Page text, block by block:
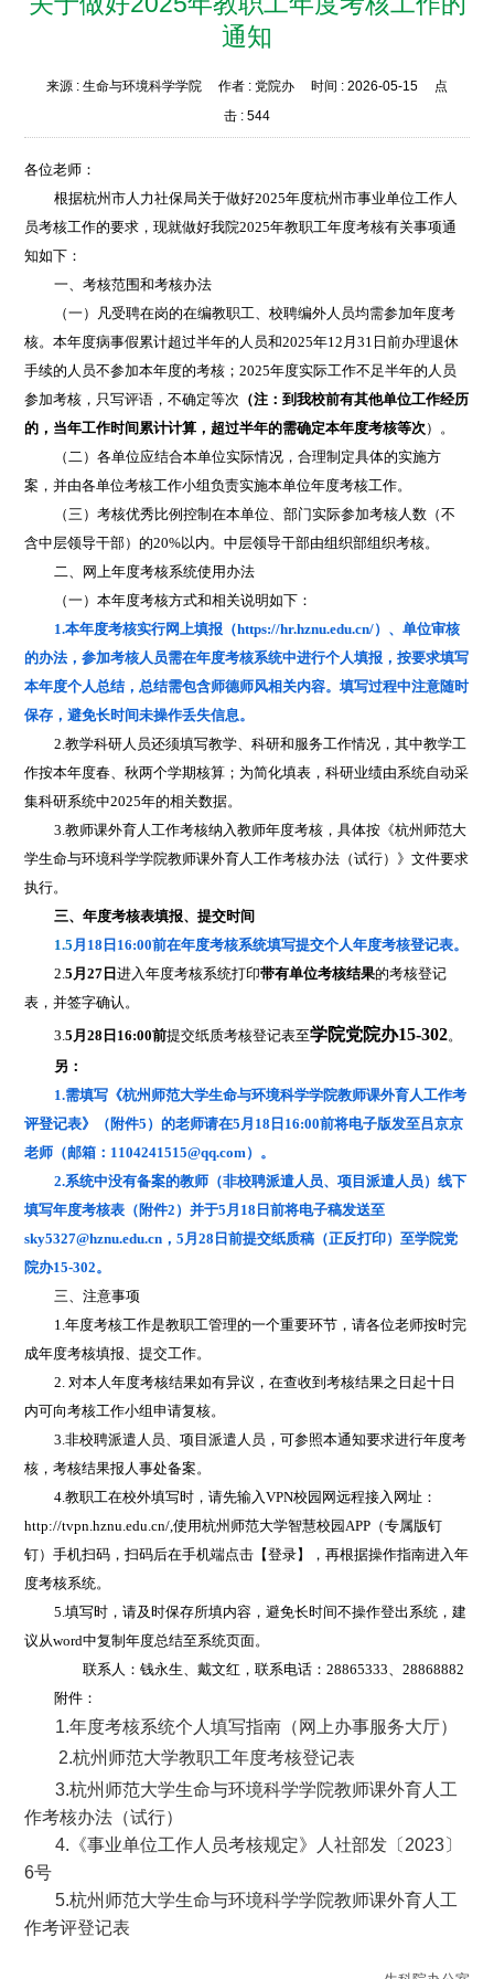
通知
来源 : 生命与环境科学学院 作者 : 党院办 时间 : 2026-05-15 点
击 : 544
各位老师：
根据杭州市人力社保局关于做好2025年度杭州市事业单位工作人
员考核工作的要求，现就做好我院2025年教职工年度考核有关事项通
知如下：
一、考核范围和考核办法
（一）凡受聘在岗的在编教职工、校聘编外人员均需参加年度考
核。本年度病事假累计超过半年的人员和2025年12 月31 日前办理退休
手续的人员不参加本年度的考核；2025年度实际工作不足半年的人员
参加考核，只写评语，不确定等次 （注：到我校前有其他单位工作经历
的，当年工作时间累计计算，超过半年的需确定本年度考核等次）。
（二）各单位应结合本单位实际情况，合理制定具体的实施方
案，并由各单位考核工作小组负责实施本单位年度考核工作。
（三）考核优秀比例控制在本单位、部门实际参加考核人数（不
含中层领导干部）的20%以内。中层领导干部由组织部组织考核。
二、网上年度考核系统使用办法
（一）本年度考核方式和相关说明如下：
1.本年度考核实行网上填报 （https://hr.hznu.edu.cn/）、单位审核
的办法，参加考核人员需在年度考核系统中进行个人填报，按要求填写
本年度个人总结，总结需包含师德师风相关内容。填写过程中注意随时
保存，避免长时间未操作丢失信息。
2.教学科研人员还须填写教学、科研和服务工作情况，其中教学工
作按本年度春、秋两个学期核算；为简化填表，科研业绩由系统自动采
集科研系统中2025年的相关数据。
3.教师课外育人工作考核纳入教师年度考核，具体按《杭州师范大
学生命与环境科学学院教师课外育人工作考核办法（试行）》文件要求
执行。
三、年度考核表填报、提交时间
1.5 月 18 日 16:00前在年度考核系统填写提交个人年度考核登记表。
2.5月27 日进入年度考核系统打印带有单位考核结果的考核登记
表，并签字确认。
3.5月28 日 16:00前提交纸质考核登记表至学院党院办15-302。
另：
1.需填写《杭州师范大学生命与环境科学学院教师课外育人工作考
评登记表》
（附件5 ）的老师请在5 月 18 日 16:00前将电子版发至吕京京
老师（邮箱： 1104241515@qq.com）。
2.系统中没有备案的教师（非校聘派遣人员、项目派遣人员）线下
填写年度考核表（附件2 ）并于5 月 18 日前将电子稿发送至
sky5327@hznu.edu.cn ，5 月28 日前提交纸质稿（正反打印）至学院党
院办15-302。
三、注意事项
1.年度考核工作是教职工管理的一个重要环节，请各位老师按时完
成年度考核填报、提交工作。
2.对本人年度考核结果如有异议，在查收到考核结果之日起十日
内可向考核工作小组申请复核。
3.非校聘派遣人员、项目派遣人员，可参照本通知要求进行年度考
核，考核结果报人事处备案。
4.教职工在校外填写时，请先输入VPN校园网远程接入网址：
http://tvpn.hznu.edu.cn/,使用杭州师范大学智慧校园APP （专属版钉
钉）手机扫码，扫码后在手机端点击【登录】，再根据操作指南进入年
度考核系统。
5.填写时，请及时保存所填内容，避免长时间不操作登出系统，建
议从word中复制年度总结至系统页面。
联系人：钱永生、戴文红，联系电话：28865333、28868882
附件：
1.年度考核系统个人填写指南（网上办事服务大厅）
2.杭州师范大学教职工年度考核登记表
3.杭州师范大学生命与环境科学学院教师课外育人工
作考核办法（试行）
4.《事业单位工作人员考核规定》人社部发〔2023〕
6号
5.杭州师范大学生命与环境科学学院教师课外育人工
作考评登记表